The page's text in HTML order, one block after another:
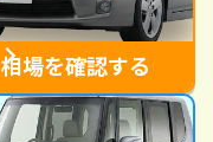
相場を確認する